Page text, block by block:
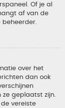
Of je al
af van de
beheerder.
over het
dan ook
geplaatst zijn.
vereiste